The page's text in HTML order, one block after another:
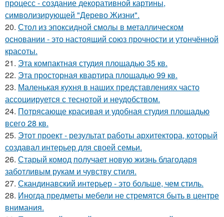
процесс - создание декоративной картины,
символизирующей "Дерево Жизни".
20. Стол из эпоксидной смолы в металлическом
основании - это настоящий союз прочности и утончённой
красоты.
21. Эта компактная студия площадью 35 кв.
22. Эта просторная квартира площадью 99 кв.
23. Маленькая кухня в наших представлениях часто
ассоциируется с теснотой и неудобством.
24. Потрясающе красивая и удобная студия площадью
всего 28 кв.
25. Этот проект - результат работы архитектора, который
создавал интерьер для своей семьи.
26. Старый комод получает новую жизнь благодаря
заботливым рукам и чувству стиля.
27. Скандинавский интерьер - это больше, чем стиль.
28. Иногда предметы мебели не стремятся быть в центре
внимания.